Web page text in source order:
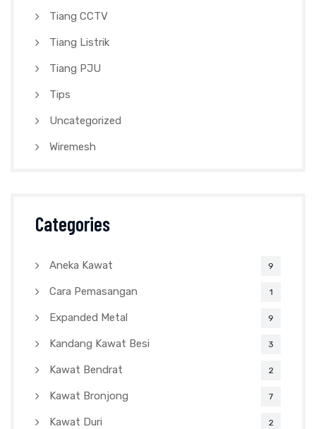
Tiang CCTV
Tiang Listrik
Tiang PJU
Tips
Uncategorized
Wiremesh
Categories
Aneka Kawat 9
Cara Pemasangan 1
Expanded Metal 9
Kandang Kawat Besi 3
Kawat Bendrat 2
Kawat Bronjong 7
Kawat Duri 2